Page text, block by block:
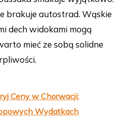
brakuje autostrad. Wąskie
dech widokami mogą
mieć ze sobą solidne
Ceny w Chorwacji:
Wydatkach